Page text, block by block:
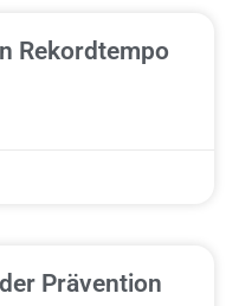
Rekordtempo
Prävention